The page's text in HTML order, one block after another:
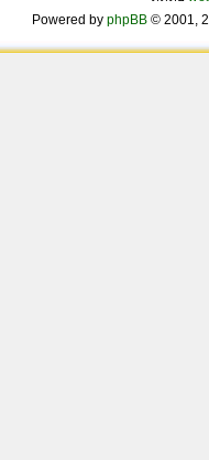
Powered by phpBB © 2001,